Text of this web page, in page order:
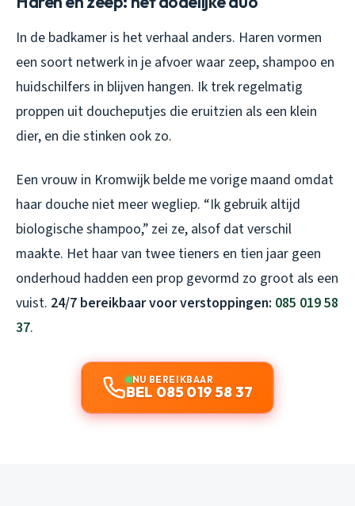
In de badkamer is het verhaal anders. Haren vormen
een soort netwerk in je afvoer waar zeep, shampoo en
huidschilfers in blijven hangen. Ik trek regelmatig
proppen uit doucheputjes die eruitzien als een klein
dier, en die stinken ook zo.
Een vrouw in Kromwijk belde me vorige maand omdat
haar douche niet meer wegliep. “Ik gebruik altijd
biologische shampoo,” zei ze, alsof dat verschil
maakte. Het haar van twee tieners en tien jaar geen
onderhoud hadden een prop gevormd zo groot als een
vuist. 24/7 bereikbaar voor verstoppingen: 085 019 58
37.
NU BEREIKBAAR
BEL 085 019 58 37